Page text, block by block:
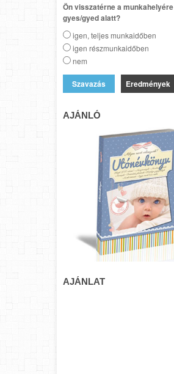
Ön visszatérne a munkahelyére
gyes/gyed alatt?
igen, teljes munkaidőben
igen részmunkaidőben
nem
Eredmények
AJÁNLÓ
AJÁNLAT